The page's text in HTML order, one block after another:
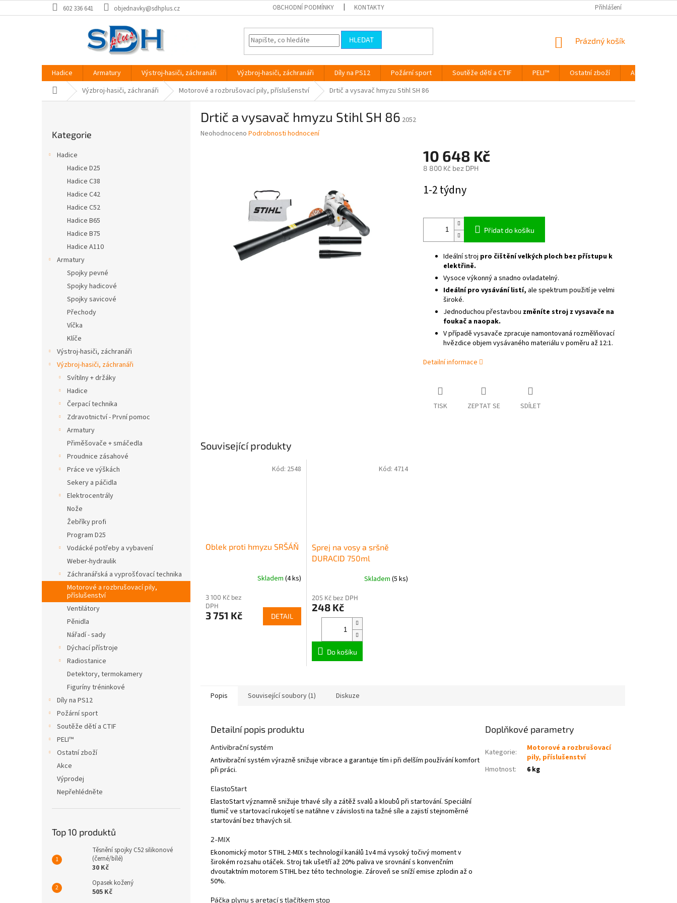
na
602 336 641 objednavky@sdhplus.cz OBCHODNÍ PODMÍNKY KONTAKTY Přihlášení
HLEDAT
NÁKUPNÍ
Prázdný košík
Hadice Armatury Výstroj-hasiči, záchranáři Výzbroj-hasiči, záchranáři Díly na PS12 Požární sport Soutěže dětí a CTIF PELI™ Ostatní zboží Akce
Domů Výzbroj-hasiči, záchranáři Motorové a rozbrušovací pily, příslušenství Drtič a vysavač hmyzu Stihl SH 86
kategorie
Kategorie
Hadice
Hadice D25
Hadice C38
Hadice C42
Hadice C52
Hadice B65
Hadice B75
Hadice A110
Armatury
Spojky pevné
Spojky hadicové
Spojky savicové
Přechody
Víčka
Klíče
Výstroj-hasiči, záchranáři
Výzbroj-hasiči, záchranáři
Svítilny + držáky
Hadice
Čerpací technika
Zdravotnictví - První pomoc
Armatury
Přiměšovače + smáčedla
Proudnice zásahové
Práce ve výškách
Sekery a páčidla
Elektrocentrály
Nože
Žebříky profi
Program D25
Vodácké potřeby a vybavení
Weber-hydraulik
Záchranářská a vyprošťovací technika
Motorové a rozbrušovací pily,
příslušenství
Ventilátory
Pěnidla
Nářadí - sady
Dýchací přístroje
Radiostanice
Detektory, termokamery
Figuríny tréninkové
Díly na PS12
Požární sport
Soutěže dětí a CTIF
PELI™
Ostatní zboží
Akce
Výprodej
Nepřehlédněte
Top 10 produktů
Těsnění spojky C52 silikonové
(černé/bílé)
30 Kč
Opasek kožený
505 Kč
Drtič a vysavač hmyzu Stihl SH 86 2052
Průměrné
Neohodnoceno Podrobnosti hodnocení
10 648 Kč
8 800 Kč bez DPH
cena:
1-2 týdny
Přidat do košíku
Ideální stroj pro čištění velkých ploch bez přístupu k
elektřině.
Vysoce výkonný a snadno ovladatelný.
Ideální pro vysávání listí, ale spektrum použití je velmi
široké.
Jednoduchou přestavbou změníte stroj z vysavače na
foukač a naopak.
V případě vysavače zpracuje namontovaná rozmělňovací
hvězdice objem vysávaného materiálu v poměru až 12:1.
Detailní informace
TISK ZEPTAT SE SDÍLET
Související produkty
Oblek proti hmyzu SRŠÁŇ
Skladem (4 ks)
3 100 Kč bez
DPH
3 751 Kč DETAIL
Kód: 2548
Sprej na vosy a sršně
DURACID 750ml
Skladem (5 ks)
205 Kč bez DPH
248 Kč
Do košíku
Kód: 4714
Popis Související soubory (1) Diskuze
Detailní popis produktu
Antivibrační systém
Antivibrační systém výrazně snižuje vibrace a garantuje tím i při delším používání komfort
při práci.
ElastoStart
ElastoStart významně snižuje trhavé síly a zátěž svalů a kloubů při startování. Speciální
tlumič ve startovací rukojetí se natáhne v závislosti na tažné síle a zajistí stejnoměrné
startování bez trhavých sil.
2-MIX
Ekonomický motor STIHL 2-MIX s technologií kanálů 1v4 má vysoký točivý moment v
širokém rozsahu otáček. Stroj tak ušetří až 20% paliva ve srovnání s konvenčním
dvoutaktním motorem STIHL bez této technologie. Zároveň se sníží emise zplodin až o
50%.
Páčka plynu s aretací s tlačítkem stop
Doplňkové parametry
Kategorie:
Motorové a rozbrušovací
pily, příslušenství
Hmotnost: 6 kg